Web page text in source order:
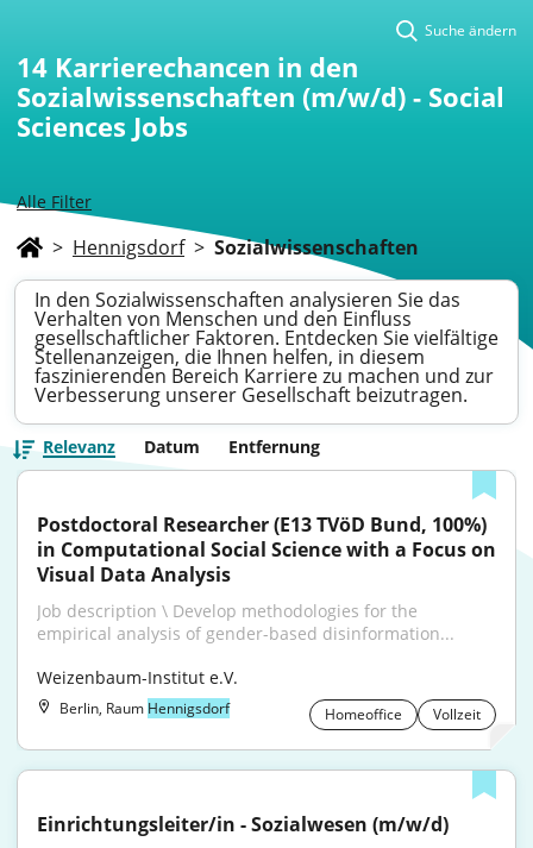
Alle Filter
Suche ändern
14 Karrierechancen in den
Sozialwissenschaften (m/w/d) - Social
Sciences Jobs
> Hennigsdorf > Sozialwissenschaften
In den Sozialwissenschaften analysieren Sie das
Verhalten von Menschen und den Einfluss
gesellschaftlicher Faktoren. Entdecken Sie vielfältige
Stellenanzeigen, die Ihnen helfen, in diesem
faszinierenden Bereich Karriere zu machen und zur
Verbesserung unserer Gesellschaft beizutragen.
Relevanz Datum Entfernung
Postdoctoral Researcher (E13 TVöD Bund, 100%)
in Computational Social Science with a Focus on
Visual Data Analysis
Job description \ Develop methodologies for the
empirical analysis of gender-based disinformation...
Weizenbaum-Institut e.V.
Berlin, Raum Hennigsdorf Homeoffice Vollzeit
Einrichtungsleiter/in - Sozialwesen (m/w/d)